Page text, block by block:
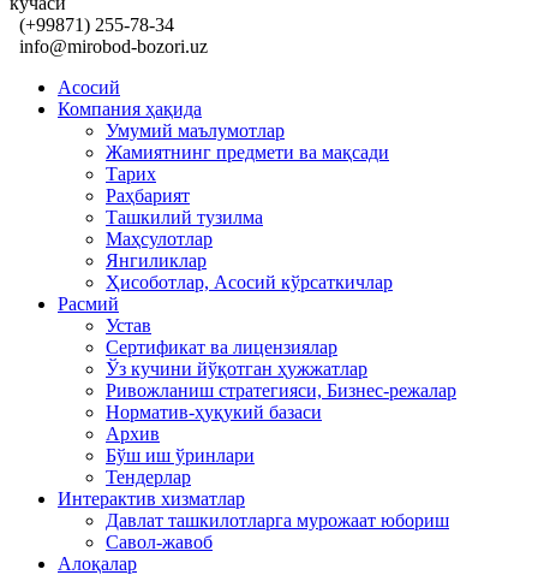
(+99871) 255-78-34
info@mirobod-bozori.uz
Асосий
Компания ҳақида
Умумий маълумотлар
Жамиятнинг предмети ва мақсади
Тарих
Раҳбарият
Ташкилий тузилма
Маҳсулотлар
Янгиликлар
Ҳисоботлар, Асосий кўрсаткичлар
Расмий
Устав
Сертификат ва лицензиялар
Ўз кучини йўқотган ҳужжатлар
Ривожланиш стратегияси, Бизнес-режалар
Норматив-ҳуқукий базаси
Архив
Бўш иш ўринлари
Тендерлар
Интерактив хизматлар
Давлат ташкилотларга мурожаат юбориш
Савол-жавоб
Алоқалар